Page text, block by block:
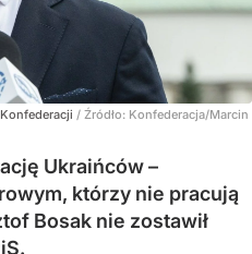
/ Źródło: Konfederacja/Marcin
Ukraińców –
którzy nie pracują
Bosak nie zostawił